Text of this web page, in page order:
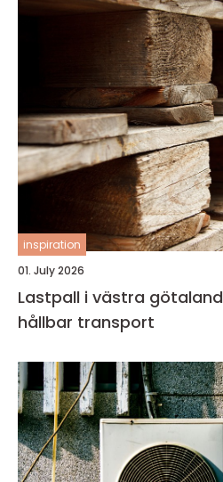
inspiration
01. July 2026
Lastpall i västra götaland smart logistik,
hållbar transport